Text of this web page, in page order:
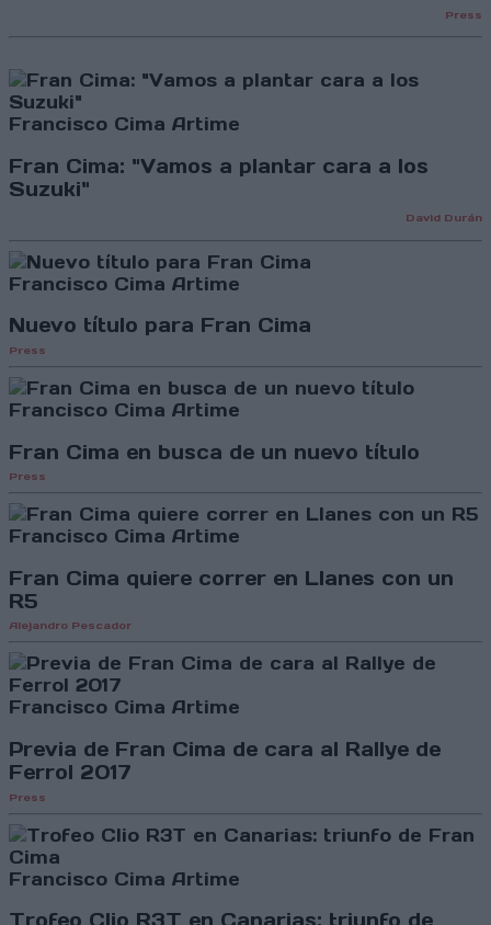
Press
Francisco Cima Artime
Fran Cima: "Vamos a plantar cara a los
Suzuki"
David Durán
Francisco Cima Artime
Nuevo título para Fran Cima
Press
Francisco Cima Artime
Fran Cima en busca de un nuevo título
Press
Francisco Cima Artime
Fran Cima quiere correr en Llanes con un
R5
Alejandro Pescador
Francisco Cima Artime
Previa de Fran Cima de cara al Rallye de
Ferrol 2017
Press
Francisco Cima Artime